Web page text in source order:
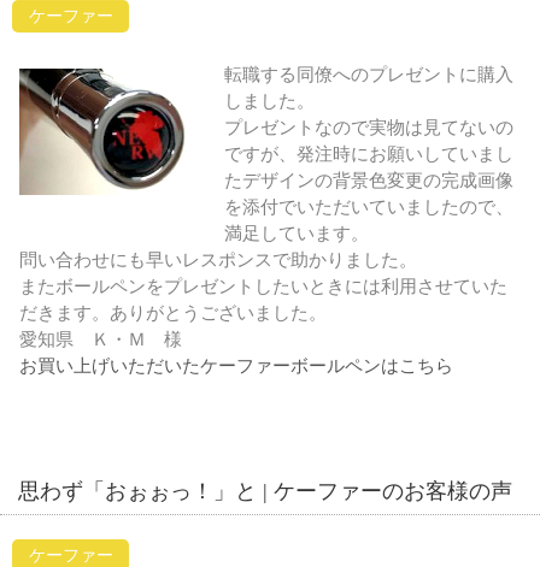
ケーファー
転職する同僚へのプレゼントに購入
しました。
プレゼントなので実物は見てないの
ですが、発注時にお願いしていまし
たデザインの背景色変更の完成画像
を添付でいただいていましたので、
満足しています。
問い合わせにも早いレスポンスで助かりました。
またボールペンをプレゼントしたいときには利用させていた
だきます。ありがとうございました。
愛知県 Ｋ・Ｍ 様
お買い上げいただいたケーファーボールペンはこちら
思わず「おぉぉっ！」と | ケーファーのお客様の声
ケーファー